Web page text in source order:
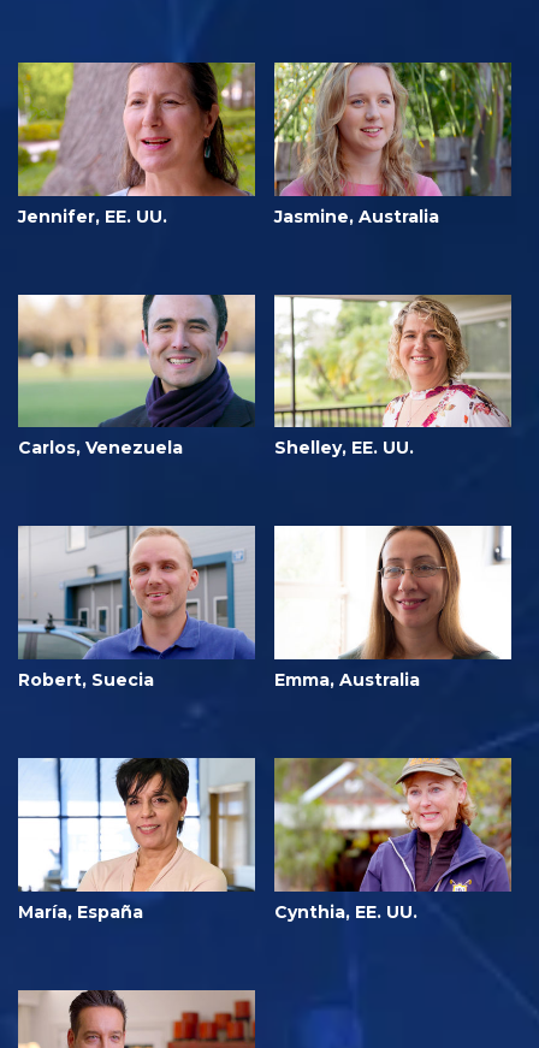
Jennifer, EE. UU. Jasmine, Australia
Carlos, Venezuela Shelley, EE. UU.
Robert, Suecia Emma, Australia
María, España Cynthia, EE. UU.